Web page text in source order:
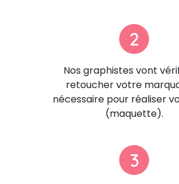
2
Nos graphistes vont
retoucher votre
nécessaire pour réaliser
(maquette).
3